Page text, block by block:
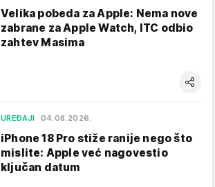
Velika pobeda za Apple: Nema nove
zabrane za Apple Watch, ITC odbio
zahtev Masima
UREĐAJI 04.08.2026.
iPhone 18 Pro stiže ranije nego što
mislite: Apple već nagovestio
ključan datum